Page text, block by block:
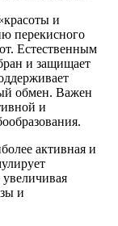
и
перекисного
Естественным
и защищает
обмен. Важен
и
активная и
и